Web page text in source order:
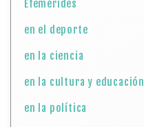
Efemérides
en el deporte
en la ciencia
en la cultura y educación
en la política